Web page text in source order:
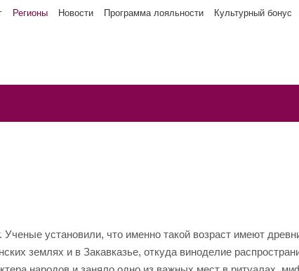
Регионы Новости Программа лояльности Культурный бонус
установили, что именно такой возраст имеют
землях и в Закавказье, откуда виноделие